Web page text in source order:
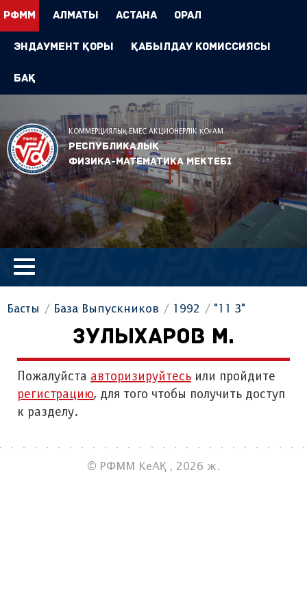
РФММ Алматы Астана Орал
Эндаумент Қоры Қабылдау комиссиясы
БАҚ
КОММЕРЦИЯЛЫҚ ЕМЕС АКЦИОНЕРЛІК ҚОҒАМ
Республикалық
физика-математика мектебі
Басты База Выпускников 1992 "11 З"
ЗУЛЫХАРОВ М.
Пожалуйста авторизируйтесь или пройдите
регистрацию, для того чтобы получить доступ
к разделу.
© РФММ КеАҚ , 2026 ж.